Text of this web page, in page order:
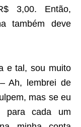
3,00. Então,
também deve
e tal, sou muito
Ah, lembrei de
mas se eu
para cada um